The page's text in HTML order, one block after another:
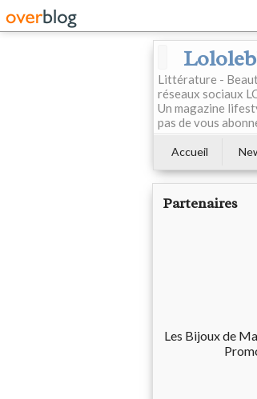
Littérature -
réseaux sociaux
Un magazine
pas de vous
Accueil
Partenaires
Les Bijoux de